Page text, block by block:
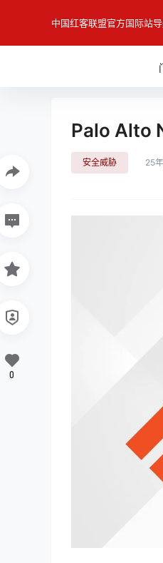
中国红客联盟官方国际站
Palo Alto
安全威胁 25
0